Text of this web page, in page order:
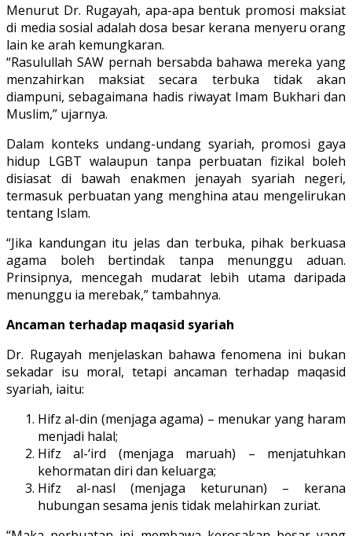
Menurut Dr. Rugayah, apa-apa bentuk promosi maksiat
di media sosial adalah dosa besar kerana menyeru orang
lain ke arah kemungkaran.
“Rasulullah SAW pernah bersabda bahawa mereka yang
menzahirkan maksiat secara terbuka tidak akan
diampuni, sebagaimana hadis riwayat Imam Bukhari dan
Muslim,” ujarnya.
Dalam konteks undang-undang syariah, promosi gaya
hidup LGBT walaupun tanpa perbuatan fizikal boleh
disiasat di bawah enakmen jenayah syariah negeri,
termasuk perbuatan yang menghina atau mengelirukan
tentang Islam.
“Jika kandungan itu jelas dan terbuka, pihak berkuasa
agama boleh bertindak tanpa menunggu aduan.
Prinsipnya, mencegah mudarat lebih utama daripada
menunggu ia merebak,” tambahnya.
Ancaman terhadap maqasid syariah
Dr. Rugayah menjelaskan bahawa fenomena ini bukan
sekadar isu moral, tetapi ancaman terhadap maqasid
syariah, iaitu:
Hifz al-din (menjaga agama) – menukar yang haram
menjadi halal;
Hifz al-‘ird (menjaga maruah) – menjatuhkan
kehormatan diri dan keluarga;
Hifz al-nasl (menjaga keturunan) – kerana
hubungan sesama jenis tidak melahirkan zuriat.